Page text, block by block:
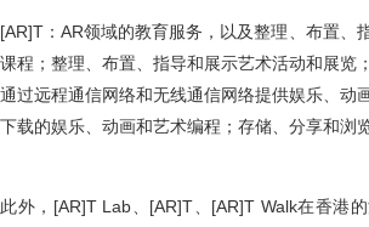
[AR]T：AR领域的教育服务，以及整理、布置、
课程；整理、布置、指导和展示艺术活动和展览
通过远程通信网络和无线通信网络提供娱乐、动
下载的娱乐、动画和艺术编程；存储、分享和浏
此外，[AR]T Lab、[AR]T、[AR]T Walk在香港